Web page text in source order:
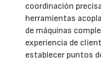
coordinación
herramientas
de máquinas
experiencia de
establecer puntos